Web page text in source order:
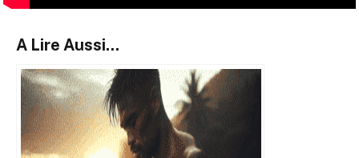
A Lire Aussi...